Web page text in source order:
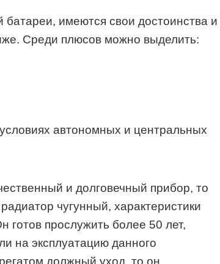
батареи, имеются свои достоинства и
Среди плюсов можно выделить:
автономных и центральных
и долговечный прибор, то
чугунный, характеристики
готов прослужить более 50 лет,
на эксплуатацию данного
должный уход, то он